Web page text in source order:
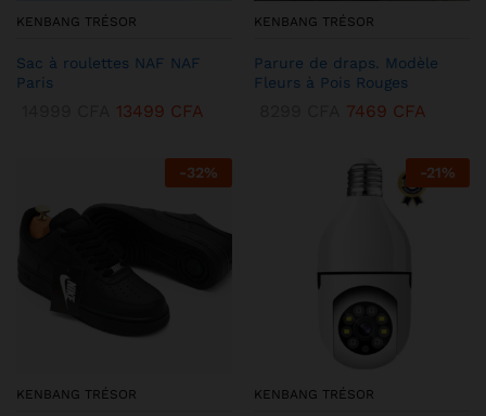
KENBANG TRÉSOR
Sac à roulettes NAF NAF
Paris
13499 CFA
KENBANG TRÉSOR
Parure de draps. Modèle
Fleurs à Pois Rouges
7469 CFA
-32%
KENBANG TRÉSOR
-21%
KENBANG TRÉSOR